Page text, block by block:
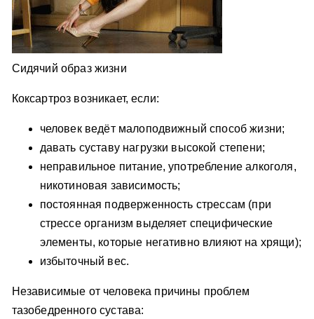
Сидячий образ жизни
Коксартроз возникает, если:
человек ведёт малоподвижный способ жизни;
давать суставу нагрузки высокой степени;
неправильное питание, употребление алкоголя,
никотиновая зависимость;
постоянная подверженность стрессам (при
стрессе организм выделяет специфические
элементы, которые негативно влияют на хрящи);
избыточный вес.
Независимые от человека причины проблем
тазобедренного сустава: